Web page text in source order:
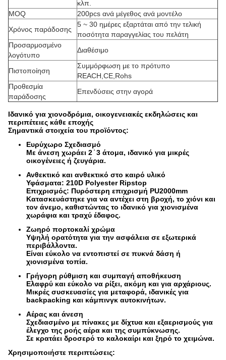
κλπ.
MOQ
200pcs ανά μέγεθος ανά μοντέλο
Χρόνος παράδοσης
5 ~ 30 ημέρες εξαρτάται από την τελική
ποσότητα παραγγελίας του πελάτη
Προσαρμοσμένο
λογότυπο
Διαθέσιμο
Πιστοποίηση
Συμμόρφωση με το πρότυπο
REACH,CE,Rohs
Προθεσμία
παράδοσης
Επενδύσεις στην αγορά
Ιδανικό για χιονοδρόμια, οικογενειακές εκδηλώσεις και
περιπέτειες κάθε εποχής
Σημαντικά στοιχεία του προϊόντος:
Ευρύχωρο Σχεδιασμό
Με άνεση χωράει 2 ̇ 3 άτομα, ιδανικό για μικρές
οικογένειες ή ζευγάρια.
Ανθεκτικό και ανθεκτικό στο καιρό υλικό
Υφάσματα: 210D Polyester Ripstop
Επιχρισμός: Πυρόστερη επιχρισμή PU2000mm
Κατασκευάστηκε για να αντέχει στη βροχή, το χιόνι και
τον άνεμο, καθιστώντας το ιδανικό για χιονισμένα
χωράφια και τραχύ έδαφος.
Ζωηρό πορτοκαλί χρώμα
Υψηλή ορατότητα για την ασφάλεια σε εξωτερικά
περιβάλλοντα.
Είναι εύκολο να εντοπιστεί σε πυκνά δάση ή
χιονισμένα τοπία.
Γρήγορη ρύθμιση και συμπαγή αποθήκευση
Ελαφρύ και εύκολο να ρίξει, ακόμη και για αρχάριους.
Μικρές συσκευασίες για μεταφορά, ιδανικές για
backpacking και κάμπινγκ αυτοκινήτων.
Αέρας και άνεση
Σχεδιασμένο με πίνακες με δίχτυα και εξαερισμούς για
έλεγχο της ροής αέρα και της συμπύκνωσης.
Σε κρατάει δροσερό το καλοκαίρι και ξηρό το χειμώνα.
Χρησιμοποιήστε περιπτώσεις: